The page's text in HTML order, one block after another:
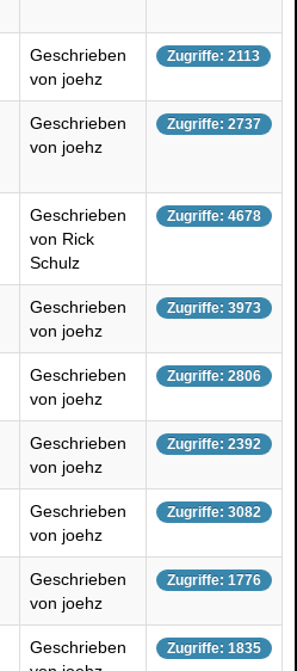
Geschrieben
von joehz
Zugriffe: 2113
Geschrieben
von joehz
Zugriffe: 2737
Geschrieben
von Rick
Schulz
Zugriffe: 4678
Geschrieben
von joehz
Zugriffe: 3973
Geschrieben
von joehz
Zugriffe: 2806
Geschrieben
von joehz
Zugriffe: 2392
Geschrieben
von joehz
Zugriffe: 3082
Geschrieben
von joehz
Zugriffe: 1776
Geschrieben
Zugriffe: 1835